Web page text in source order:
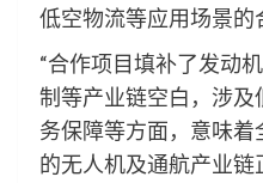
低空物流等应用场景的
“合作项目填补了发动
制等产业链空白，涉
务保障等方面，意味
的无人机及通航产业链